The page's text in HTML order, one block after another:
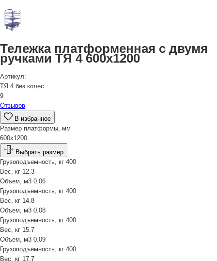
Тележка платформенная с двумя
ручками ТЯ 4 600х1200
Артикул:
ТЯ 4 без колес
9
Отзывов
В избранное
Размер платформы, мм
600х1200
Выбрать размер
Грузоподъемность, кг 400
Вес, кг 12.3
Объем, м3 0.06
Грузоподъемность, кг 400
Вес, кг 14.8
Объем, м3 0.08
Грузоподъемность, кг 400
Вес, кг 15.7
Объем, м3 0.09
Грузоподъемность, кг 400
Вес, кг 17.7